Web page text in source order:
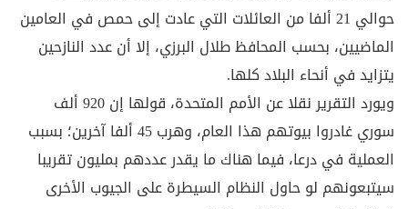
حوالي 21 ألفا من العائلات التي عادت إلى حمص في العامين
الماضيين، بحسب المحافظ طلال البرزي، إلا أن عدد النازحين
يتزايد في أنحاء البلاد كلها.
ويورد التقرير نقلا عن الأمم المتحدة، قولها إن 920 ألف
سوري غادروا بيوتهم هذا العام، وهرب 45 ألفا آخرين؛ بسبب
العملية في درعا، فيما هناك ما يقدر عددهم بمليون تقريبا
سيتبعونهم لو حاول النظام السيطرة على الجيوب الأخرى